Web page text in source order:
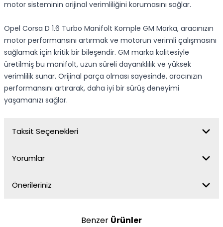
motor sisteminin orijinal verimliliğini korumasını sağlar.
Opel Corsa D 1.6 Turbo Manifolt Komple GM Marka, aracınızın
motor performansını artırmak ve motorun verimli çalışmasını
sağlamak için kritik bir bileşendir. GM marka kalitesiyle
üretilmiş bu manifolt, uzun süreli dayanıklılık ve yüksek
verimlilik sunar. Orijinal parça olması sayesinde, aracınızın
performansını artırarak, daha iyi bir sürüş deneyimi
yaşamanızı sağlar.
Taksit Seçenekleri
Yorumlar
Önerileriniz
Benzer Ürünler